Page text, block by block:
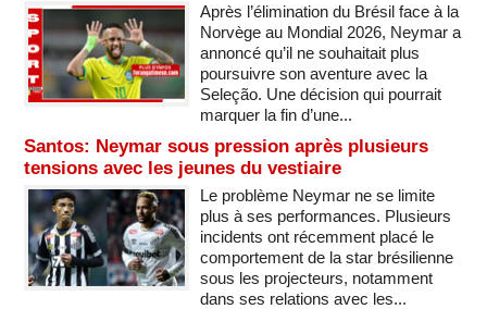
Après l’élimination du Brésil face à la
Norvège au Mondial 2026, Neymar a
annoncé qu’il ne souhaitait plus
poursuivre son aventure avec la
Seleção. Une décision qui pourrait
marquer la fin d’une...
Santos: Neymar sous pression après plusieurs
tensions avec les jeunes du vestiaire
Le problème Neymar ne se limite
plus à ses performances. Plusieurs
incidents ont récemment placé le
comportement de la star brésilienne
sous les projecteurs, notamment
dans ses relations avec les...